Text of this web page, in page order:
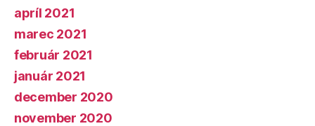
apríl 2021
marec 2021
február 2021
január 2021
december 2020
november 2020